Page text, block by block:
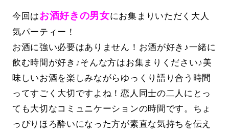
今回はお酒好きの男女にお集まりいただく大人
気パーティー！
お酒に強い必要はありません！お酒が好き♪一緒に
飲む時間が好き♪そんな方はお集まりください♪美
味しいお酒を楽しみながらゆっくり語り合う時間
ってすごく大切ですよね！恋人同士の二人にとっ
ても大切なコミュニケーションの時間です。ちょ
っぴりほろ酔いになった方が素直な気持ちを伝え